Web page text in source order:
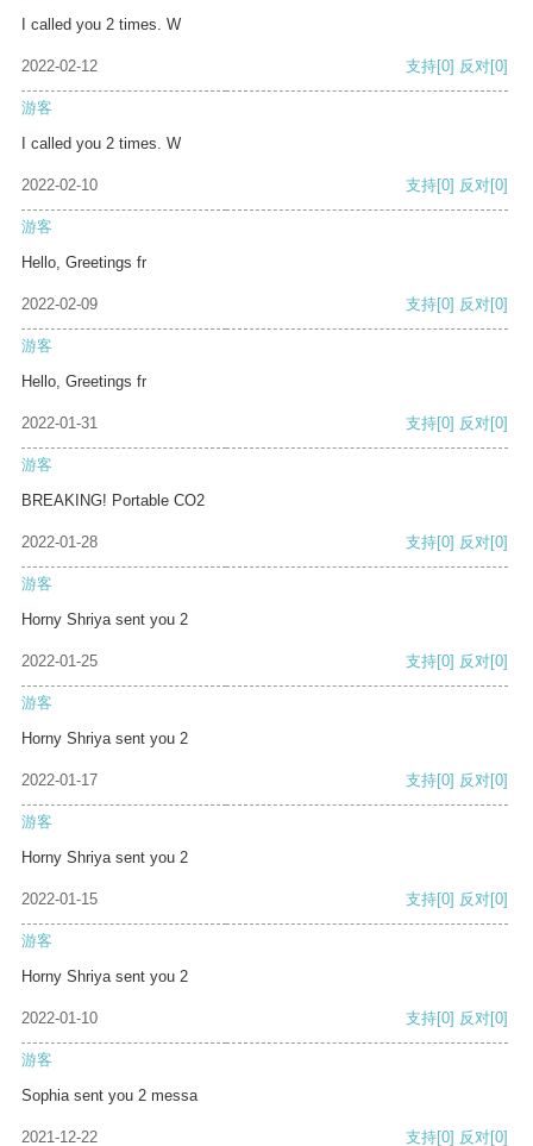
I called you 2 times. W
2022-02-12 支持[0] 反对[0]
游客
I called you 2 times. W
2022-02-10 支持[0] 反对[0]
游客
Hello, Greetings fr
2022-02-09 支持[0] 反对[0]
游客
Hello, Greetings fr
2022-01-31 支持[0] 反对[0]
游客
BREAKING! Portable CO2
2022-01-28 支持[0] 反对[0]
游客
Horny Shriya sent you 2
2022-01-25 支持[0] 反对[0]
游客
Horny Shriya sent you 2
2022-01-17 支持[0] 反对[0]
游客
Horny Shriya sent you 2
2022-01-15 支持[0] 反对[0]
游客
Horny Shriya sent you 2
2022-01-10 支持[0] 反对[0]
游客
Sophia sent you 2 messa
2021-12-22 支持[0] 反对[0]